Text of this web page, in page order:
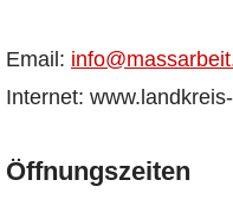
Email:
Internet:
Öffnungszeiten